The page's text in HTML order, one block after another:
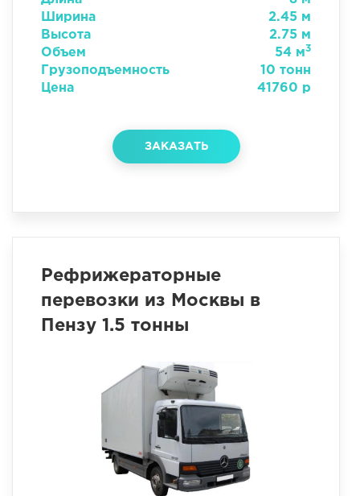
Ширина
2.45 м
Высота
2.75 м
Объем
54 м3
Грузоподъемность
10 тонн
Цена
41760 р
ЗАКАЗАТЬ
Рефрижераторные
перевозки из Москвы в
Пензу 1.5 тонны